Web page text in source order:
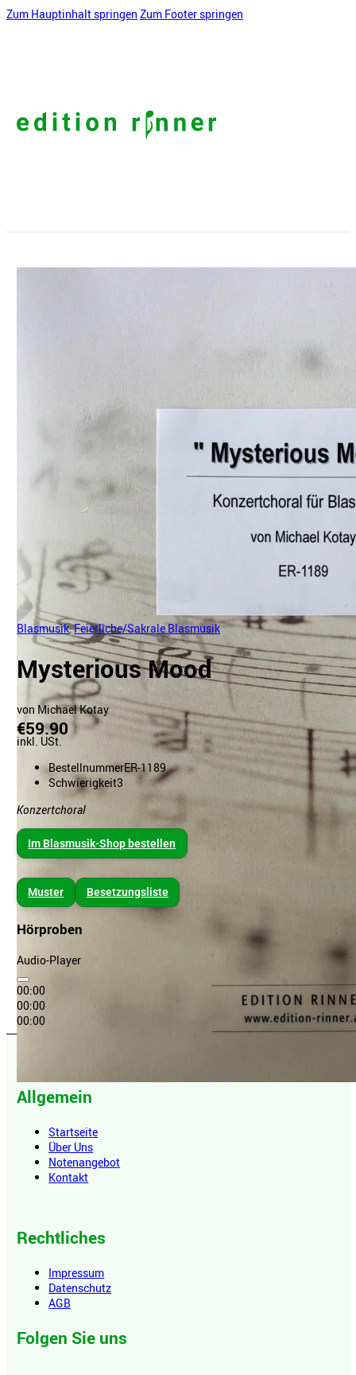
Zum Hauptinhalt springen Zum Footer springen
Blasmusik,Feierliche/Sakrale Blasmusik
Mysterious Mood
von Michael Kotay
€59.90
inkl. USt.
BestellnummerER-1189
Schwierigkeit3
Konzertchoral
Im Blasmusik-Shop bestellen
Muster Besetzungsliste
Hörproben
Audio-Player
00:00
00:00
00:00
Allgemein
Startseite
Über Uns
Notenangebot
Kontakt
Rechtliches
Impressum
Datenschutz
AGB
Folgen Sie uns